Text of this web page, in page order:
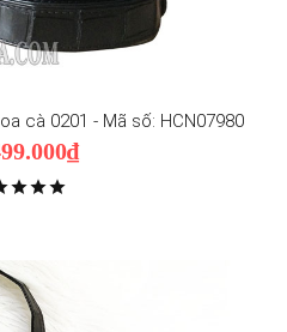
cà 0201 - Mã số: HCN07980